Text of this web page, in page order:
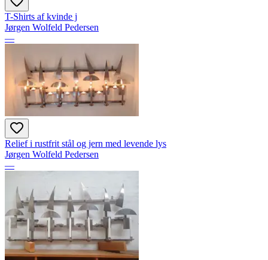
T-Shirts af kvinde j
Jørgen Wolfeld Pedersen
—
Relief i rustfrit stål og jern med levende lys
Jørgen Wolfeld Pedersen
—